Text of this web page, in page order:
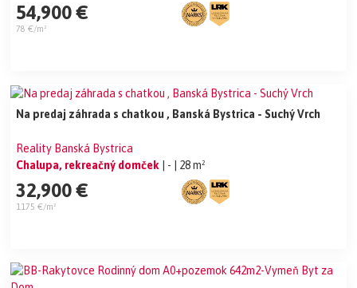
54,900 €
78 €/m²
Na predaj záhrada s chatkou , Banská Bystrica - Suchý Vrch
Reality Banská Bystrica
Chalupa, rekreačný domček
| - | 28 m²
32,900 €
1175 €/m²